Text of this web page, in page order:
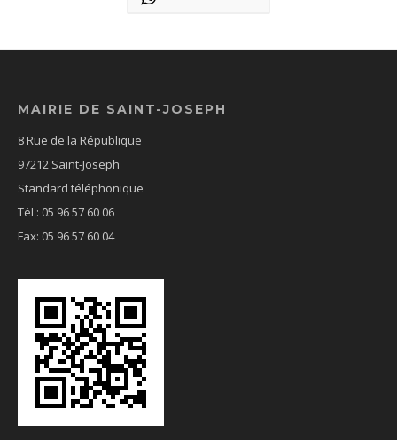
MAIRIE DE SAINT-JOSEPH
8 Rue de la République
97212 Saint-Joseph
Standard téléphonique
Tél : 05 96 57 60 06
Fax: 05 96 57 60 04